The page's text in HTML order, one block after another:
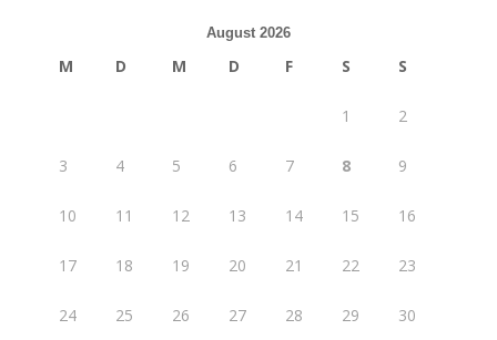
August 2026
M D M D F S S
1 2
3 4 5 6 7 8 9
10 11 12 13 14 15 16
17 18 19 20 21 22 23
24 25 26 27 28 29 30